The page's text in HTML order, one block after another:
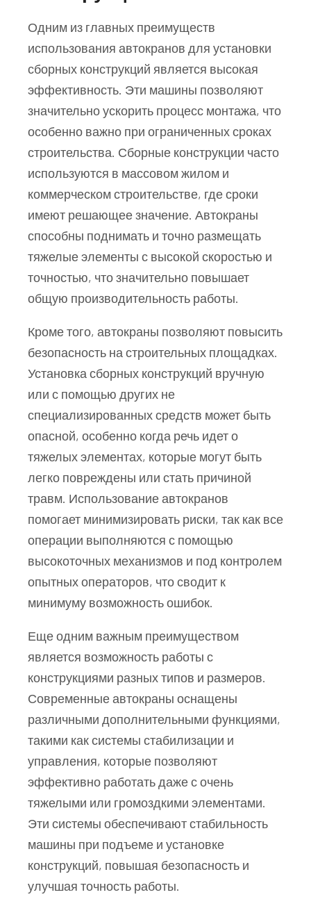
Одним из главных преимуществ
использования автокранов для установки
сборных конструкций является высокая
эффективность. Эти машины позволяют
значительно ускорить процесс монтажа, что
особенно важно при ограниченных сроках
строительства. Сборные конструкции часто
используются в массовом жилом и
коммерческом строительстве, где сроки
имеют решающее значение. Автокраны
способны поднимать и точно размещать
тяжелые элементы с высокой скоростью и
точностью, что значительно повышает
общую производительность работы.
Кроме того, автокраны позволяют повысить
безопасность на строительных площадках.
Установка сборных конструкций вручную
или с помощью других не
специализированных средств может быть
опасной, особенно когда речь идет о
тяжелых элементах, которые могут быть
легко повреждены или стать причиной
травм. Использование автокранов
помогает минимизировать риски, так как все
операции выполняются с помощью
высокоточных механизмов и под контролем
опытных операторов, что сводит к
минимуму возможность ошибок.
Еще одним важным преимуществом
является возможность работы с
конструкциями разных типов и размеров.
Современные автокраны оснащены
различными дополнительными функциями,
такими как системы стабилизации и
управления, которые позволяют
эффективно работать даже с очень
тяжелыми или громоздкими элементами.
Эти системы обеспечивают стабильность
машины при подъеме и установке
конструкций, повышая безопасность и
улучшая точность работы.